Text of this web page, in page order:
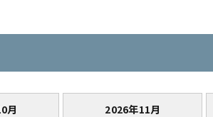
月 2026年11月